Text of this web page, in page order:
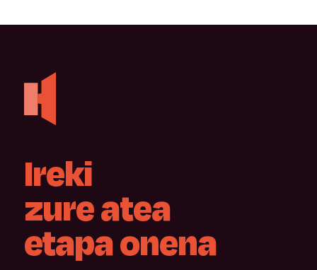
Ireki
zureatea
etapaonena